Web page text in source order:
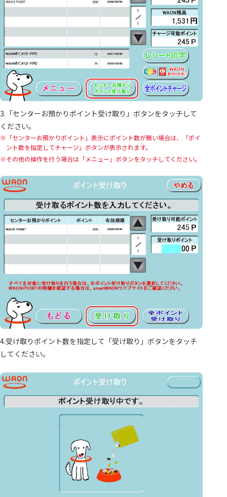
3.「センターお預かりポイント受け取り」ボタンをタッチして
ください。
「センターお預かりポイント」表示にポイント数が無い場合は、「ポイ
ント数を指定してチャージ」ボタンが表示されます。
その他の操作を行う場合は「メニュー」ボタンをタッチしてください。
4.受け取りポイント数を指定して「受け取り」ボタンをタッチ
してください。